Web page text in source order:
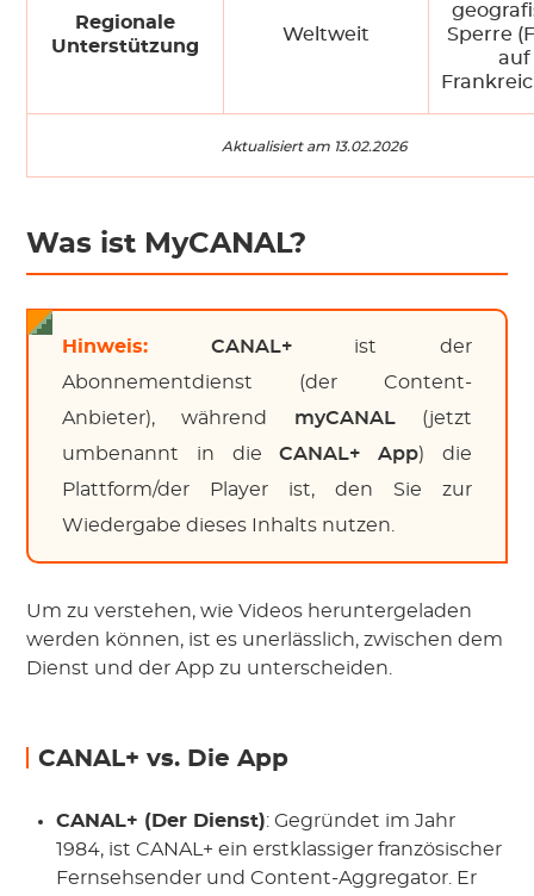
Regionale
Unterstützung
Weltweit
Sperre
auf
Aktualisiert am 13.02.2026
Was ist MyCANAL?
Hinweis: CANAL+ist der
Abonnementdienst (der Content-
Anbieter), während myCANAL(jetzt
umbenannt in dieCANAL+ App) die
Plattform/der Player ist, den Sie zur
Wiedergabe dieses Inhalts nutzen.
Um zu verstehen, wie Videos heruntergeladen
werden können, ist es unerlässlich, zwischen dem
Dienst und der App zu unterscheiden.
CANAL+ vs. Die App
CANAL+ (Der Dienst): Gegründet im Jahr
1984, ist CANAL+ ein erstklassiger französischer
Fernsehsender und Content-Aggregator. Er